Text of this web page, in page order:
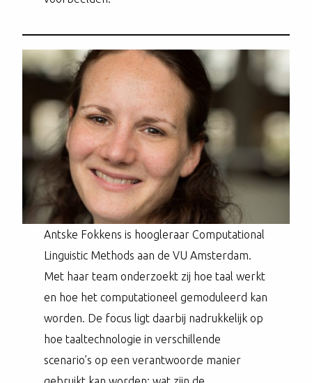
Antske Fokkens is hoogleraar Computational
Linguistic Methods aan de VU Amsterdam.
Met haar team onderzoekt zij hoe taal werkt
en hoe het computationeel gemoduleerd kan
worden. De focus ligt daarbij nadrukkelijk op
hoe taaltechnologie in verschillende
scenario’s op een verantwoorde manier